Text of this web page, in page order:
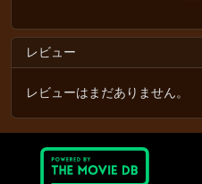
レビュー
レビューはまだありません。